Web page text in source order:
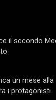
il secondo
un mese alla
i protagonisti